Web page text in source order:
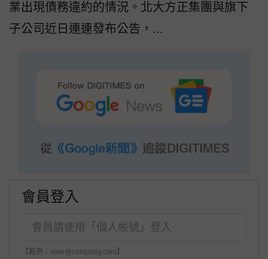
業出現債務違約的情況。北大方正集團與旗下
子公司近日連連發布公告，...
會員登入
【範例：user@company.com】